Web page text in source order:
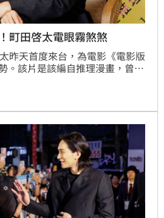
町田啓太電眼霧煞煞
昨天首度來台，為電影《電影版
。該片是該編自推理漫畫，曾改
田啓太加入，片中飾演豪門家繼
問，暢談自己的小秘密。